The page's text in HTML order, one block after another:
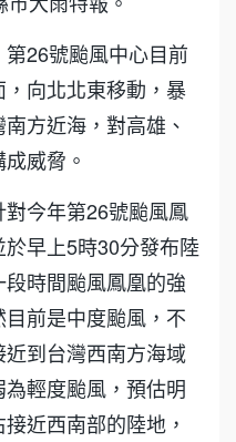
26號颱風中心目前
向北北東移動，暴
方近海，對高雄、
威脅。
今年第26號颱風鳳
早上5時30分發布陸
段時間颱風鳳凰的強
前是中度颱風，不
到台灣西南方海域
輕度颱風，預估明
近西南部的陸地，